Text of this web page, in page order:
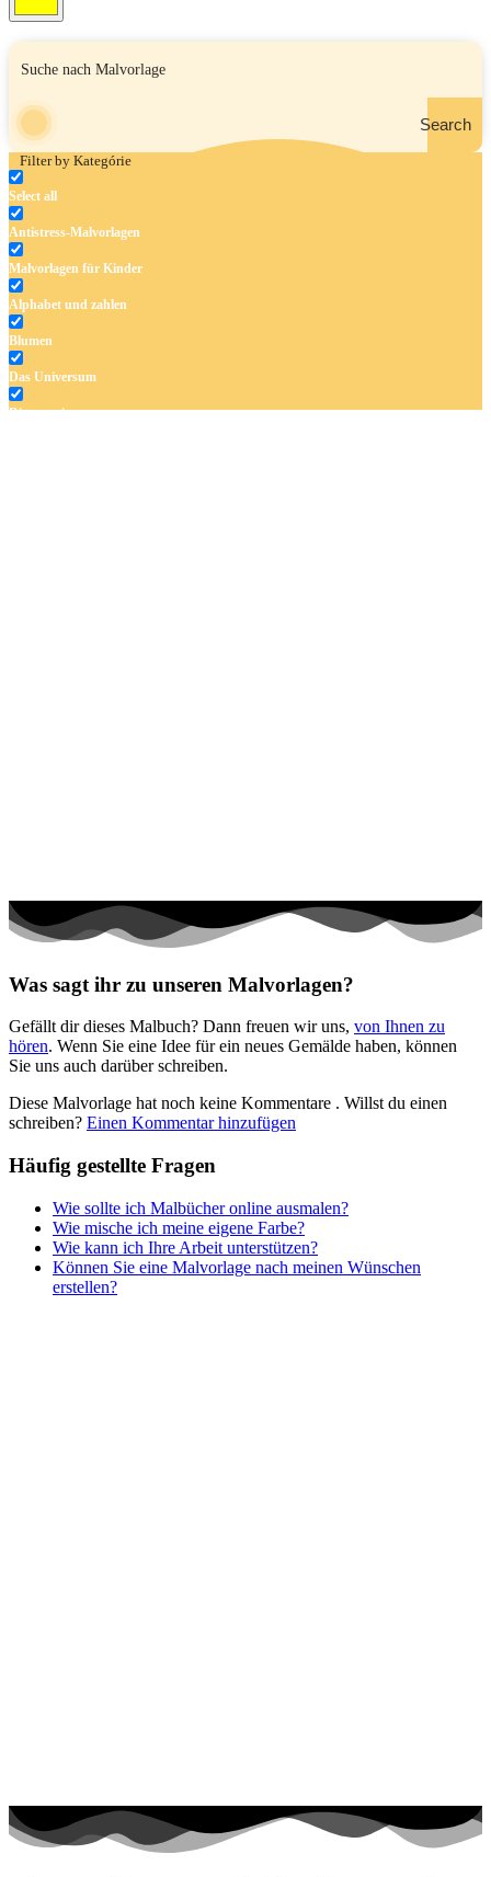
Search
Filter by Kategórie
Select all
Antistress-Malvorlagen
Malvorlagen für Kinder
Alphabet und zahlen
Blumen
Das Universum
Dinosaurier
Valentinstag und Liebe
Nezaradené
Unkategorisiert
Was sagt ihr zu unseren Malvorlagen?
Gefällt dir dieses Malbuch? Dann freuen wir uns, von Ihnen zu
hören. Wenn Sie eine Idee für ein neues Gemälde haben, können
Sie uns auch darüber schreiben.
Diese Malvorlage hat noch keine Kommentare . Willst du einen
schreiben? Einen Kommentar hinzufügen
Häufig gestellte Fragen
Wie sollte ich Malbücher online ausmalen?
Wie mische ich meine eigene Farbe?
Wie kann ich Ihre Arbeit unterstützen?
Können Sie eine Malvorlage nach meinen Wünschen
erstellen?